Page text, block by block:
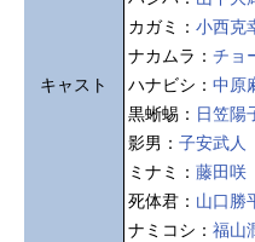
キャスト
カガミ： 小西克
ナカムラ： チョ
ハナビシ： 中原
黒蜥蜴： 日笠陽
影男： 子安武人
ミナミ： 藤田咲
死体君： 山口勝
ナミコシ： 福山